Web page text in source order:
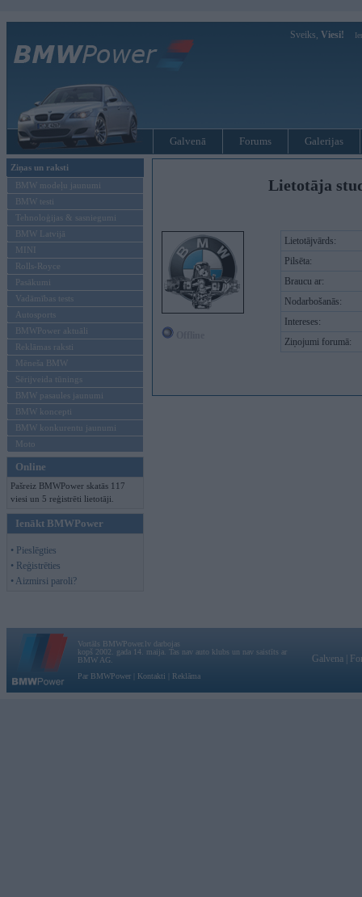
Sveiks, Viesi!
Galvenā Forums Galerijas
Ziņas un raksti
BMW modeļu jaunumi
BMW testi
Tehnoloģijas & sasniegumi
BMW Latvijā
MINI
Rolls-Royce
Pasākumi
Vadāmības tests
Autosports
BMWPower aktuāli
Reklāmas raksti
Mēneša BMW
Sērijveida tūnings
BMW pasaules jaunumi
BMW koncepti
BMW konkurentu jaunumi
Moto
Online
Pašreiz BMWPower skatās 117
viesi un 5 reģistrēti lietotāji.
Ienākt BMWPower
• Pieslēgties
• Reģistrēties
• Aizmirsi paroli?
Lietotāja
Lietotājvārds:
Pilsēta:
Braucu ar:
Nodarbošanās:
Intereses:
Ziņojumi forumā:
Vortāls BMWPower.lv darbojas
kopš 2002. gada 14. maija. Tas nav auto klubs un nav saistīts ar
BMW AG.
Par BMWPower
Kontakti Reklāma
Galvena